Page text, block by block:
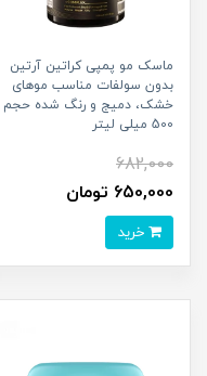
ماسک مو پمپی کراتین آرتین
بدون سولفات مناسب موهای
خشک، دمیج و رنگ شده حجم
500 میلی لیتر
682,000
650,000 تومان